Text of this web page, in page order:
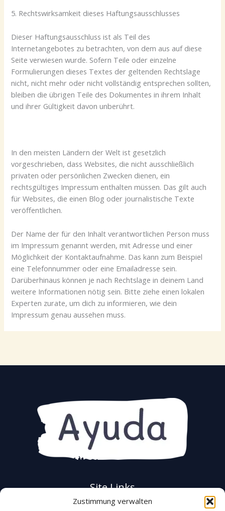
Zustimmung verwalten
5. Rechtswirksamkeit dieses Haftungsausschlusses
Dieser Haftungsausschluss ist als Teil des
Internetangebotes zu betrachten, von dem aus auf diese
Seite verwiesen wurde. Sofern Teile oder einzelne
Formulierungen dieses Textes der geltenden Rechtslage
nicht, nicht mehr oder nicht vollständig entsprechen sollten,
bleiben die übrigen Teile des Dokumentes in ihrem Inhalt
und ihrer Gültigkeit davon unberührt.
In den meisten Ländern der Welt ist gesetzlich
vorgeschrieben, dass Websites, die nicht ausschließlich
privaten oder persönlichen Zwecken dienen, ein
rechtsgültiges Impressum enthalten müssen. Das gilt auch
für Websites, die einen Blog oder journalistische Texte
veröffentlichen.
Der Name der für den Inhalt verantwortlichen Person muss
im Impressum genannt werden, mit Adresse und einer
Möglichkeit der Kontaktaufnahme. Das kann zum Beispiel
eine Telefonnummer oder eine Emailadresse sein.
Darüberhinaus können je nach Rechtslage in deinem Land
weitere Informationen nötig sein. Bitte ziehe einen lokalen
Experten zurate, um dich zu informieren, wie dein
Impressum genau aussehen muss.
Site Links
Datenschutz